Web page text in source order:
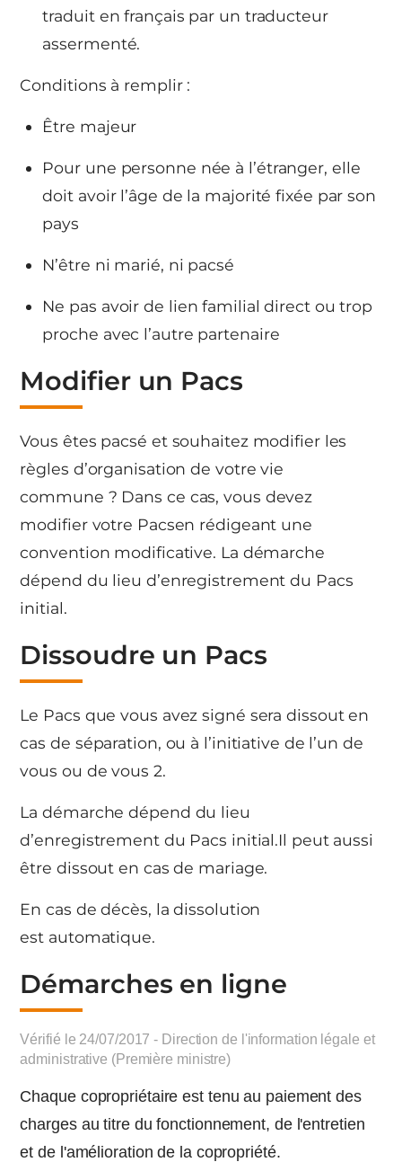
traduit en français par un traducteur
assermenté.
Conditions à remplir :
Être majeur
Pour une personne née à l’étranger, elle
doit avoir l’âge de la majorité fixée par son
pays
N’être ni marié, ni pacsé
Ne pas avoir de lien familial direct ou trop
proche avec l’autre partenaire
Modifier un Pacs
Vous êtes pacsé et souhaitez modifier les
règles d’organisation de votre vie
commune ? Dans ce cas, vous devez
modifier votre Pacsen rédigeant une
convention modificative. La démarche
dépend du lieu d’enregistrement du Pacs
initial.
Dissoudre un Pacs
Le Pacs que vous avez signé sera dissout en
cas de séparation, ou à l’initiative de l’un de
vous ou de vous 2.
La démarche dépend du lieu
d’enregistrement du Pacs initial.Il peut aussi
être dissout en cas de mariage.
En cas de décès, la dissolution
est automatique.
Démarches en ligne
Vérifié le 24/07/2017 - Direction de l'information légale et
administrative (Première ministre)
Chaque copropriétaire est tenu au paiement des
charges au titre du fonctionnement, de l'entretien
et de l'amélioration de la copropriété.